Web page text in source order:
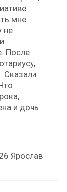
мне
не
После
Сказали
и дочь
Ярослав